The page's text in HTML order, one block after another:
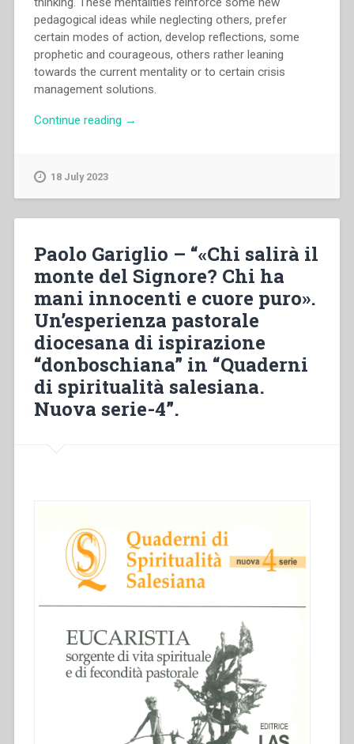
pedagogical ideas while neglecting others, prefer
certain modes of action, develop reflections, some
prophetic and courageous, others rather leaning
towards the current mentality or to certain crisis
management solutions.
Continue reading “Michal
From
the
first
up
to
the
Synod
on
Young
→
18 July 2023
Paolo Gariglio – “«Chi salirà il
monte del Signore? Chi ha
mani innocenti e cuore puro».
Un’esperienza pastorale
diocesana di ispirazione
“donboschiana” in “Quaderni
di spiritualità salesiana.
Nuova serie-4”.